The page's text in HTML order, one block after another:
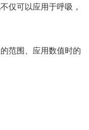
仅可以应用于呼吸，
范围、应用数值时的